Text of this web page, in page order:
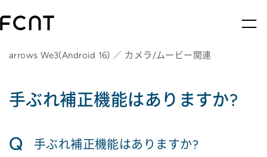
arrows We3(Android 16) ／ カメラ/ムービー関連
手ぶれ補正機能はありますか?
Q 手ぶれ補正機能はありますか?